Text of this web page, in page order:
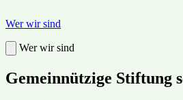
Wer wir sind
Wer wir sind
Gemeinnützige Stiftung